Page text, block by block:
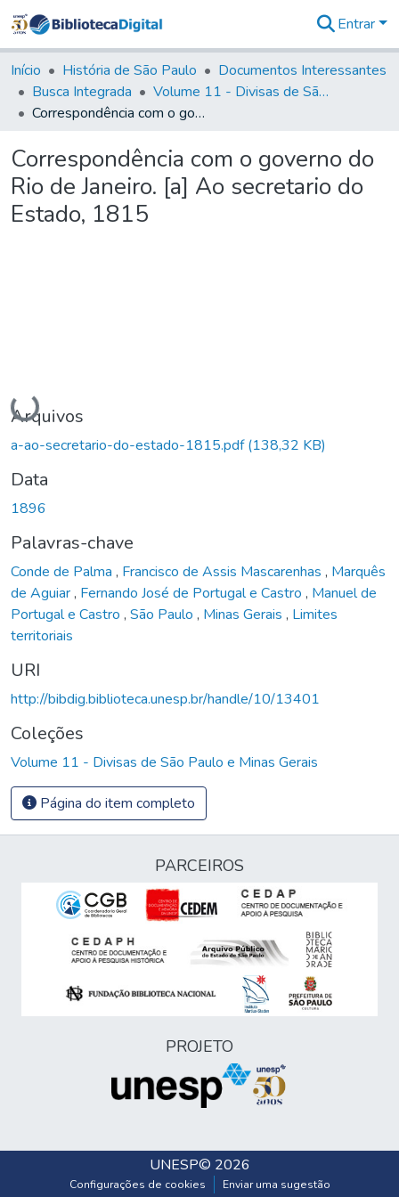
&
Coleções
Tudo na
Biblioteca
Estatísticas
Entrar
Início História de São Paulo
Documentos Interessantes
Busca Integrada
Volume 11 - Divisas de São Paulo e Minas Gerais
Correspondência com o governo do Rio de Janeiro. [a] Ao secretario do Estado, 1815
Correspondência com o governo do
Rio de Janeiro. [a] Ao secretario do
Estado, 1815
Carregando...
Arquivos
a-ao-secretario-do-estado-1815.pdf(138,32 KB)
Data
1896
Palavras-chave
Conde de Palma , Francisco de Assis Mascarenhas , Marquês
de Aguiar, Fernando José de Portugal e Castro , Manuel de
Portugal e Castro , São Paulo , Minas Gerais , Limites
territoriais
URI
http://bibdig.biblioteca.unesp.br/handle/10/13401
Coleções
Volume 11 - Divisas de São Paulo e Minas Gerais
Página do item completo
PARCEIROS
PROJETO
UNESP© 2026
Configurações de cookies Enviar uma sugestão